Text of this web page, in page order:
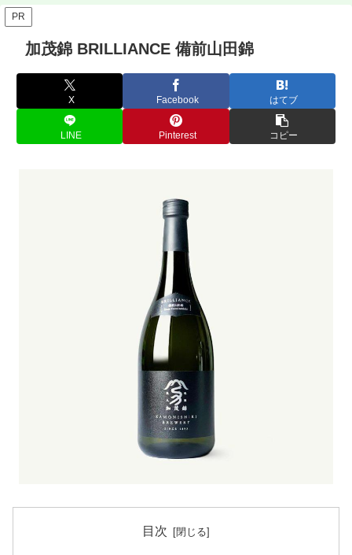
PR
加茂錦 BRILLIANCE 備前山田錦
X Facebook はてブ
LINE Pinterest コピー
目次